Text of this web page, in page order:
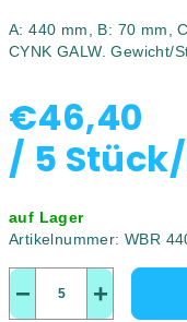
A: 440 mm, B: 70 mm,
CYNK GALW. Gewicht/
€46,40
/ 5
auf Lager
Artikelnummer: WBR
+
−